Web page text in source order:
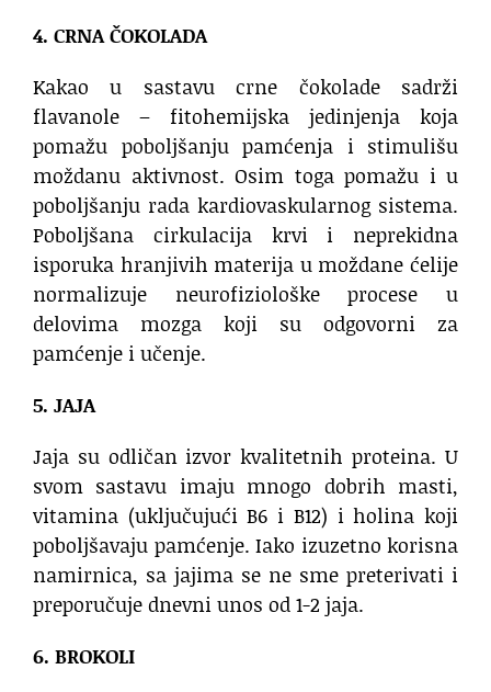
4. CRNA ČOKOLADA
Kakao u sastavu crne čokolade sadrži
flavanole – fitohemijska jedinjenja koja
pomažu poboljšanju pamćenja i stimulišu
moždanu aktivnost. Osim toga pomažu i u
poboljšanju rada kardiovaskularnog sistema.
Poboljšana cirkulacija krvi i neprekidna
isporuka hranjivih materija u moždane ćelije
normalizuje neurofiziološke procese u
delovima mozga koji su odgovorni za
pamćenje i učenje.
5. JAJA
Jaja su odličan izvor kvalitetnih proteina. U
svom sastavu imaju mnogo dobrih masti,
vitamina (uključujući B6 i B12) i holina koji
poboljšavaju pamćenje. Iako izuzetno korisna
namirnica, sa jajima se ne sme preterivati i
preporučuje dnevni unos od 1-2 jaja.
6. BROKOLI